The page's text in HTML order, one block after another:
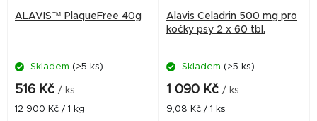
ALAVIS™ PlaqueFree 40g
Skladem (>5 ks)
516 Kč / ks
Měrná
12 900 Kč / 1 kg
Alavis Celadrin 500 mg pro
kočky psy 2 x 60 tbl.
Skladem (>5 ks)
1 090 Kč / ks
Měrná
9,08 Kč / 1 ks